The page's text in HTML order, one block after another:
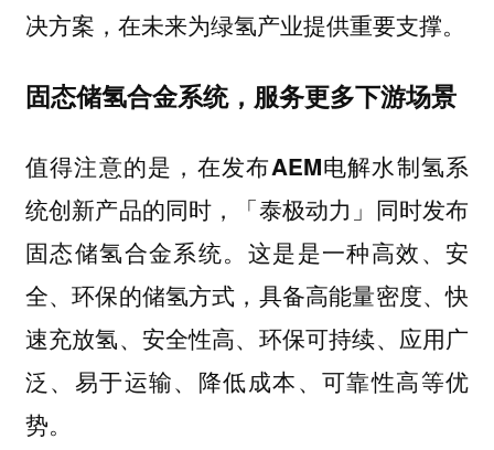
决方案， 在未来为绿氢产业提供重要支撑。
固态储氢合金系统，服务更多下游场景
值得注意的是， 在发布AEM电解水制氢系
统创新产品的同时，「泰极动力」同时发布
固态储氢合金系统。 这是是一种高效、安
全、环保的储氢方式，具备高能量密度、快
速充放氢、安全性高、环保可持续、应用广
泛、易于运输、降低成本、可靠性高等优
势。